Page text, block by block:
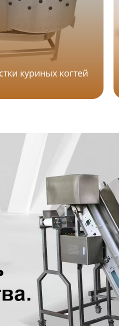
куриных когтей